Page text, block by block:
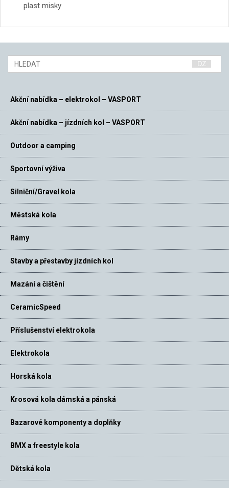
plast misky
Akční nabídka – elektrokol – VASPORT
Akční nabídka – jízdních kol – VASPORT
Outdoor a camping
Sportovní výživa
Silniční/Gravel kola
Městská kola
Rámy
Stavby a přestavby jízdních kol
Mazání a čištění
CeramicSpeed
Příslušenství elektrokola
Elektrokola
Horská kola
Krosová kola dámská a pánská
Bazarové komponenty a doplňky
BMX a freestyle kola
Dětská kola